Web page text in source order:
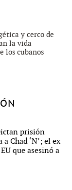
y cerco de
la vida
los cubanos
prisión
Chad ‘N’; el ex
que asesinó a